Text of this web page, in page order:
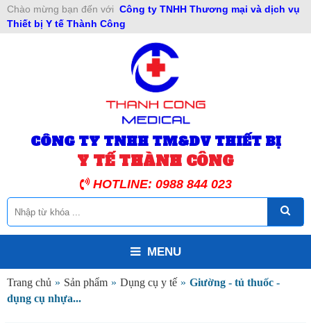
Chào mừng bạn đến với Công ty TNHH Thương mại và dịch vụ
Thiết bị Y tế Thành Công
CÔNG TY TNHH TM&DV THIẾT BỊ
Y TẾ THÀNH CÔNG
HOTLINE: 0988 844 023
MENU
Trang chủ » Sản phẩm » Dụng cụ y tế » Giường - tủ thuốc -
dụng cụ nhựa...